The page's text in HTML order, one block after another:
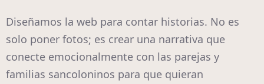
Diseñamos la web para contar historias. No es
solo poner fotos; es crear una narrativa que
conecte emocionalmente con las parejas y
familias sancoloninos para que quieran